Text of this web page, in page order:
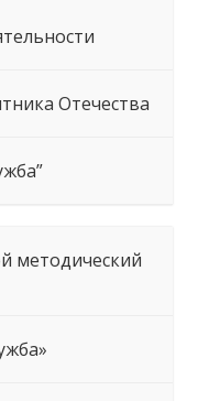
Отечества
методический